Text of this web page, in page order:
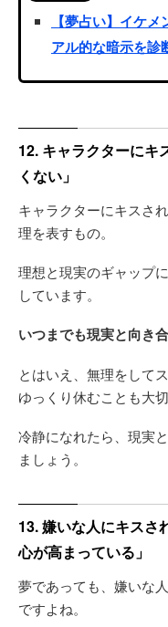
【夢占い】イケ
アル的な暗示を診
12. キャラクターにキ
くない」
キャラクターにキスさ
理を表すもの。
理想と現実のギャップ
しています。
いつまでも現実と向き
とはいえ、無理をして
ゆっくり休むことも大切
冷静になれたら、現実
ましょう。
13. 嫌いな人にキスさ
心が高まっている」
夢であっても、嫌いな
ですよね。